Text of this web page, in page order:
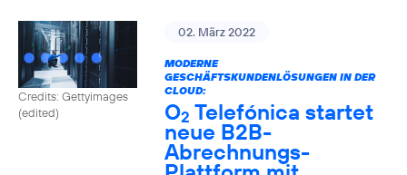
Credits: Gettyimages
(edited)
02. März 2022
MODERNE
GESCHÄFTSKUNDENLÖSUNGEN IN DER
CLOUD:
O2 Telefónica startet
neue B2B-
Abrechnungs-